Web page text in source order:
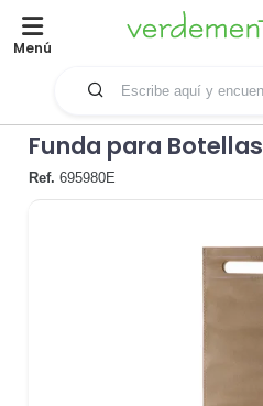
Menú
Funda para Botellas
Ref. 695980E